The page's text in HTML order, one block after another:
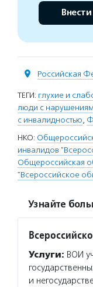
Российская
ТЕГИ: глухие и
люди с
с инвалидностью,
НКО:
инвалидов
Общероссийская
"Всероссийское
Узнайте
Услуги: ВОИ
и